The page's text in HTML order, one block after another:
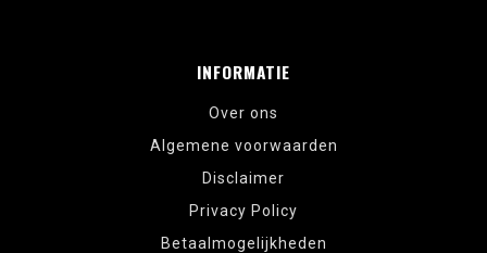
INFORMATIE
Over ons
Algemene voorwaarden
Disclaimer
Privacy Policy
Betaalmogelijkheden